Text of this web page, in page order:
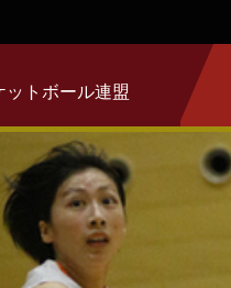
トボール連盟